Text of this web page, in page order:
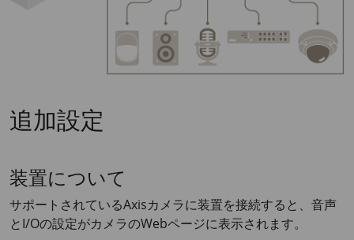
追加設定
装置について
サポートされているAxisカメラに装置を接続すると、音声
とI/Oの設定がカメラのWebページに表示されます。